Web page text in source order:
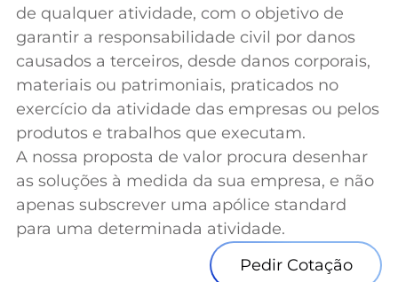
de qualquer atividade, com o objetivo de
garantir a responsabilidade civil por danos
causados a terceiros, desde danos corporais,
materiais ou patrimoniais, praticados no
exercício da atividade das empresas ou pelos
produtos e trabalhos que executam.
A nossa proposta de valor procura desenhar
as soluções à medida da sua empresa, e não
apenas subscrever uma apólice standard
para uma determinada atividade.
Pedir Cotação